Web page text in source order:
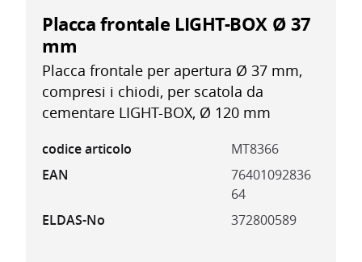
Placca frontale LIGHT-BOX Ø 37
mm
Placca frontale per apertura Ø 37 mm,
compresi i chiodi, per scatola da
cementare LIGHT-BOX, Ø 120 mm
codice articolo
MT8366
EAN
76401092836
64
ELDAS-No
372800589